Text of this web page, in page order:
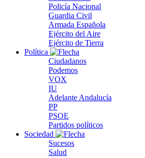
Policía Nacional
Guardia Civil
Armada Española
Ejército del Aire
Ejército de Tierra
Política
Ciudadanos
Podemos
VOX
IU
Adelante Andalucía
PP
PSOE
Partidos políticos
Sociedad
Sucesos
Salud